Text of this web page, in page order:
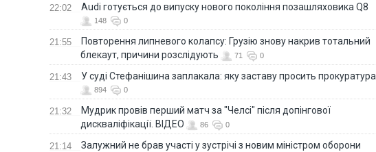
22:02 Audi готується до випуску нового покоління позашляховика Q8
148 0
21:55
Повторення липневого колапсу: Грузію знову накрив тотальний
блекаут, причини розслідують
71 0
21:43 У суді Стефанішина заплакала: яку заставу просить прокуратура
894 0
21:32
Мудрик провів перший матч за "Челсі" після допінгової
дискваліфікації. ВІДЕО
86 0
21:14
Залужний не брав участі у зустрічі з новим міністром оборони